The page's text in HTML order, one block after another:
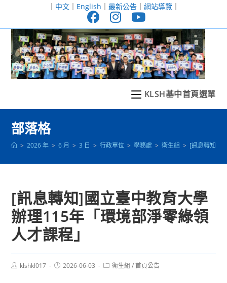
至
｜ 中文｜ English ｜ 最新公告｜ 網站導覽｜
KLSH基中首頁選單
部落格
> 2026 年 > 6 月 > 3 日 > 行政單位 > 學務處 > 衛生組 > [訊息轉知]國
[訊息轉知]國立臺中教育大學
辦理115年「環境部淨零綠領
人才課程」
Postklshkl017
Post2026-06-03
Post衛生組 / 首頁公告